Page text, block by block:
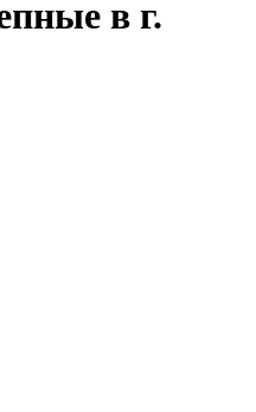
в г.